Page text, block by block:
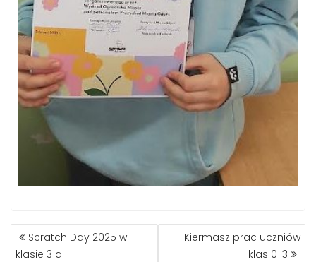
NAWIGACJA
WPISU
Scratch Day 2025 w
klasie 3 a
Kiermasz prac uczniów
klas 0-3